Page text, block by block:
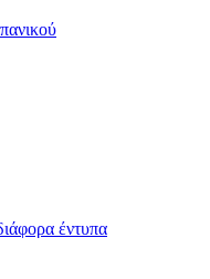
έντυπα